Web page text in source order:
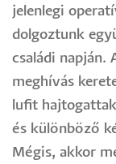
jelenlegi
dolgoztunk
családi napján.
meghívás
lufit
és különböző
Mégis, akkor